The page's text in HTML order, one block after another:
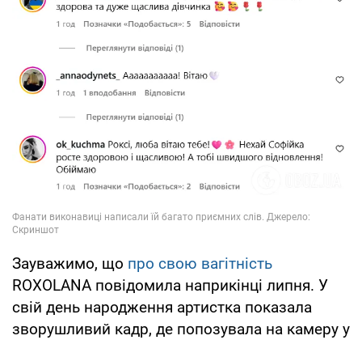
Зауважимо, що про свою вагітність
ROXOLANA повідомила наприкінці липня. У
свій день народження артистка показала
зворушливий кадр, де попозувала на камеру у